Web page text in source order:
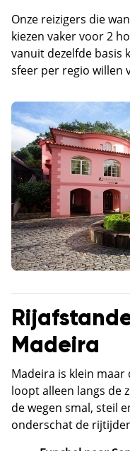
Onze reizigers die
kiezen vaker voor 2
vanuit dezelfde basis
sfeer per regio willen
Madeira
Madeira is klein maar
loopt alleen langs de
de wegen smal, steil
onderschat de